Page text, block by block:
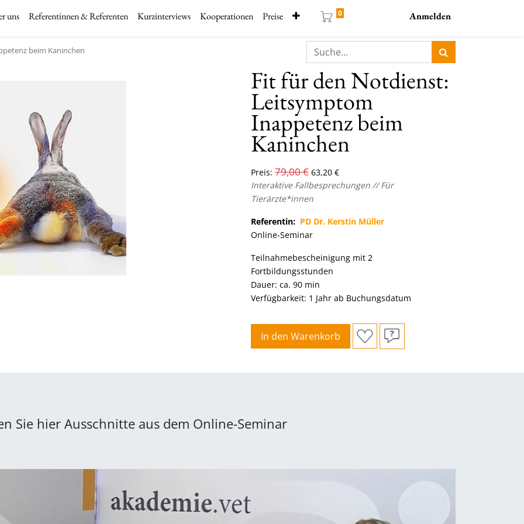
uns Referentinnen & Referenten Kurzinterviews Kooperationen Preise 0 Anmelden
beim Kaninchen
Fit für den Notdienst:
Leitsymptom
Inappetenz beim
Kaninchen
Preis: 79,00€ 63,20 €
Interaktive Fallbesprechungen // Für
Tierärzte*innen
Referentin: PD Dr. Kerstin Müller
Online-Seminar
Teilnahmebescheinigung mit 2
Fortbildungsstunden
Dauer: ca. 90 min
Verfügbarkeit: 1 Jahr ab Buchungsdatum
In den Warenkorb
Sie hier Ausschnitte aus dem Online-Seminar